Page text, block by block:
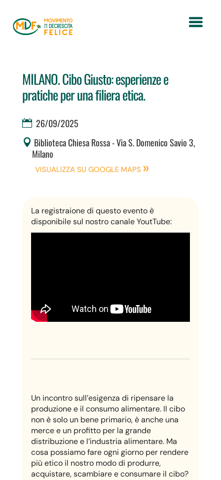
MILANO. Cibo Giusto: esperienze e
pratiche per una filiera etica.
26/09/2025
Biblioteca Chiesa Rossa - Via S. Domenico Savio 3,
Milano
VISUALIZZA SU GOOGLE MAPS
La registraione di questo evento è
disponibile sul nostro canale YoutTube:
Un incontro sull’esigenza di ripensare la
produzione e il consumo alimentare. Il cibo
non è solo un bene primario, è anche una
merce e un profitto per la grande
distribuzione e l’industria alimentare. Ma
cosa possiamo fare ogni giorno per rendere
più etico il nostro modo di produrre,
acquistare, scambiare e consumare il cibo?